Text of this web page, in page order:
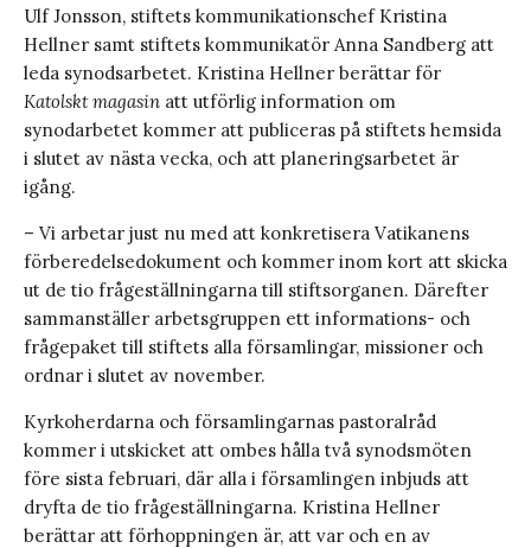
Ulf Jonsson, stiftets kommunikationschef Kristina
Hellner samt stiftets kommunikatör Anna Sandberg att
leda synodsarbetet. Kristina Hellner berättar för
Katolskt magasin att utförlig information om
synodarbetet kommer att publiceras på stiftets hemsida
i slutet av nästa vecka, och att planeringsarbetet är
igång.
– Vi arbetar just nu med att konkretisera Vatikanens
förberedelsedokument och kommer inom kort att skicka
ut de tio frågeställningarna till stiftsorganen. Därefter
sammanställer arbetsgruppen ett informations- och
frågepaket till stiftets alla församlingar, missioner och
ordnar i slutet av november.
Kyrkoherdarna och församlingarnas pastoralråd
kommer i utskicket att ombes hålla två synodsmöten
före sista februari, där alla i församlingen inbjuds att
dryfta de tio frågeställningarna. Kristina Hellner
berättar att förhoppningen är, att var och en av